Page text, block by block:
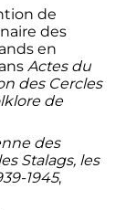
de
des
en
Actes du
des Cercles
de
des
Stalags, les
1945,